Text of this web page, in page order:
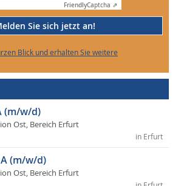
FriendlyCaptcha ⇗
Sie sich jetzt an!
Blick und erhalten Sie weitere
(m/w/d)
Ost, Bereich Erfurt
in Erfurt
(m/w/d)
Ost, Bereich Erfurt